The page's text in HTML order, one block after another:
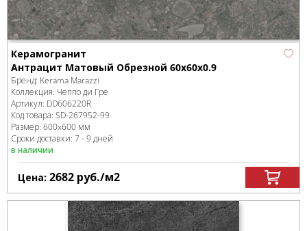
Керамогранит
Антрацит Матовый Обрезной 60x60x0.9
Бренд: Kerama Marazzi
Коллекция: Чеппо ди Гре
Артикул: DD606220R
Код товара: SD-267952-99
Размер: 600x600 мм
Сроки доставки: 7 - 9 дней
в наличии
Цена: 2682 руб./м2